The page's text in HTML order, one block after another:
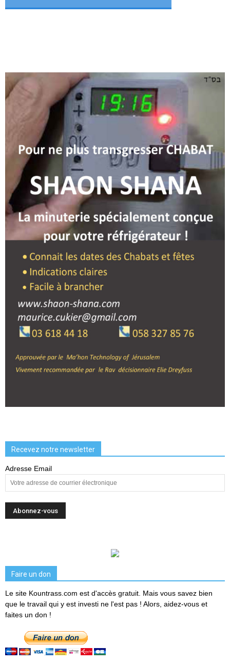
Recevez notre newsletter
Adresse Email
Faire un don
Le site Kountrass.com est d'accès gratuit. Mais vous savez bien
que le travail qui y est investi ne l'est pas ! Alors, aidez-vous et
faites un don !